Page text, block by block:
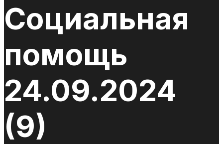
Социальная
помощь
24.09.2024
(9)